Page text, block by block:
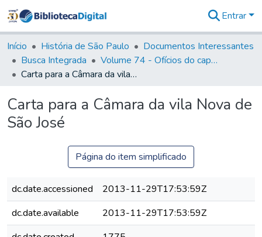
&
Coleções
Tudo na
Biblioteca
Estatísticas
Entrar
Início História de São Paulo
Documentos Interessantes
Busca Integrada
Volume 74 - Ofícios do capitão General Martim Lopes Lobo de Saldanha às Câmaras e Comandantes da Capitania (1775)
Carta para a Câmara da vila Nova de São José
Carta para a Câmara da vila Nova de
São José
Página do item simplificado
dc.date.accessioned
2013-11-29T17:53:59Z
dc.date.available
2013-11-29T17:53:59Z